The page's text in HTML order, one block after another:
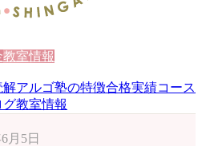
教室情報
解アルゴ塾の特徴合格実績コース
グ教室情報
月5日